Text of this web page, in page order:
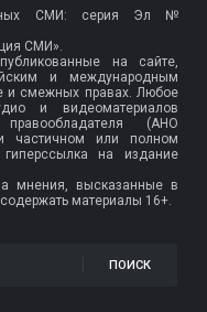
СМИ: серия Эл №
СМИ».
на сайте,
и международным
и смежных правах. Любое
и видеоматериалов
(АНО
частичном или полном
гиперссылка на издание
мнения, высказанные в
материалы 16+.
ПОИСК